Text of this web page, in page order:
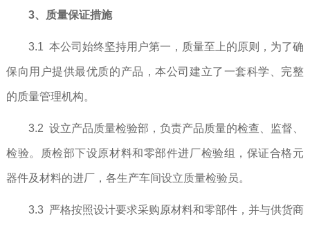
3、质量保证措施
3.1 本公司始终坚持用户第一，质量至上的原则，为了确
保向用户提供最优质的产品，本公司建立了一套科学、完整
的质量管理机构。
3.2 设立产品质量检验部，负责产品质量的检查、监督、
检验。质检部下设原材料和零部件进厂检验组，保证合格元
器件及材料的进厂，各生产车间设立质量检验员。
3.3 严格按照设计要求采购原材料和零部件，并与供货商